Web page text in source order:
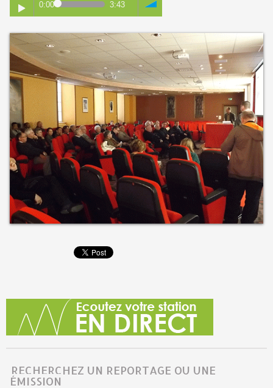
0:00 3:43
RECHERCHEZ UN REPORTAGE OU UNE
ÉMISSION